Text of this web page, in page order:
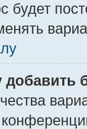
будет
добавить